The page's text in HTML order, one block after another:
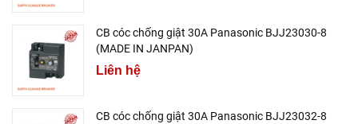
CB cóc chống giật 30A Panasonic BJJ23030-8
(MADE IN JANPAN)
Liên hệ
CB cóc chống giật 30A Panasonic BJJ23032-8